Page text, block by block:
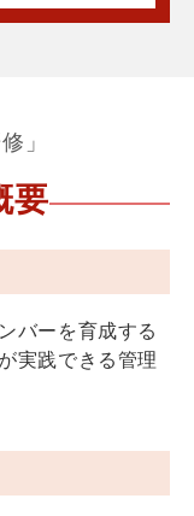
」
要
バーを育成する
実践できる管理